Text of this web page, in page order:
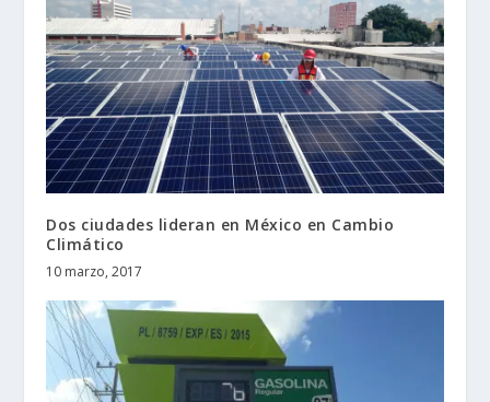
Dos ciudades lideran en México en Cambio
Climático
10 marzo, 2017